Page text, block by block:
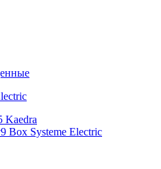
Kaedra
Box Systeme Electric